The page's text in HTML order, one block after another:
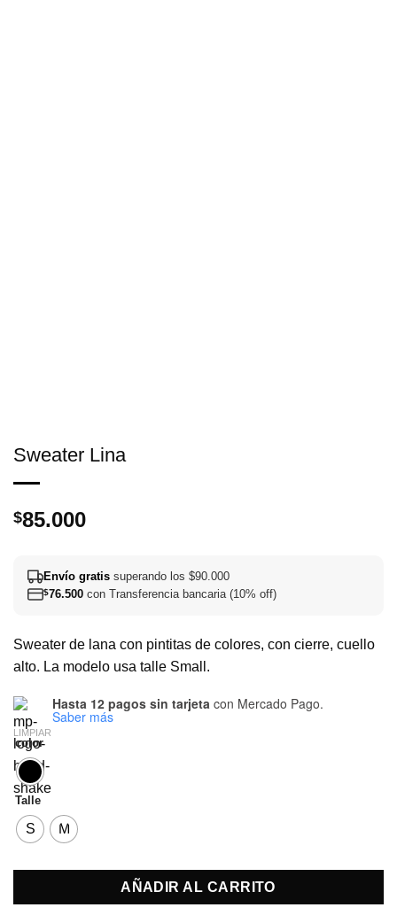
Sweater Lina
$85.000
Envío gratis superando los $90.000
$76.500 con Transferencia bancaria (10% off)
Sweater de lana con pintitas de colores, con cierre, cuello
alto. La modelo usa talle Small.
Hasta 12 pagos sin tarjeta con Mercado Pago.
Saber más
color
Talle
S M
LIMPIAR
AÑADIR AL CARRITO